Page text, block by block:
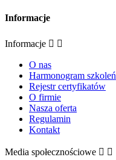
Informacje
Informacje  
O nas
Harmonogram szkoleń
Rejestr certyfikatów
O firmie
Nasza oferta
Regulamin
Kontakt
Media społecznościowe  